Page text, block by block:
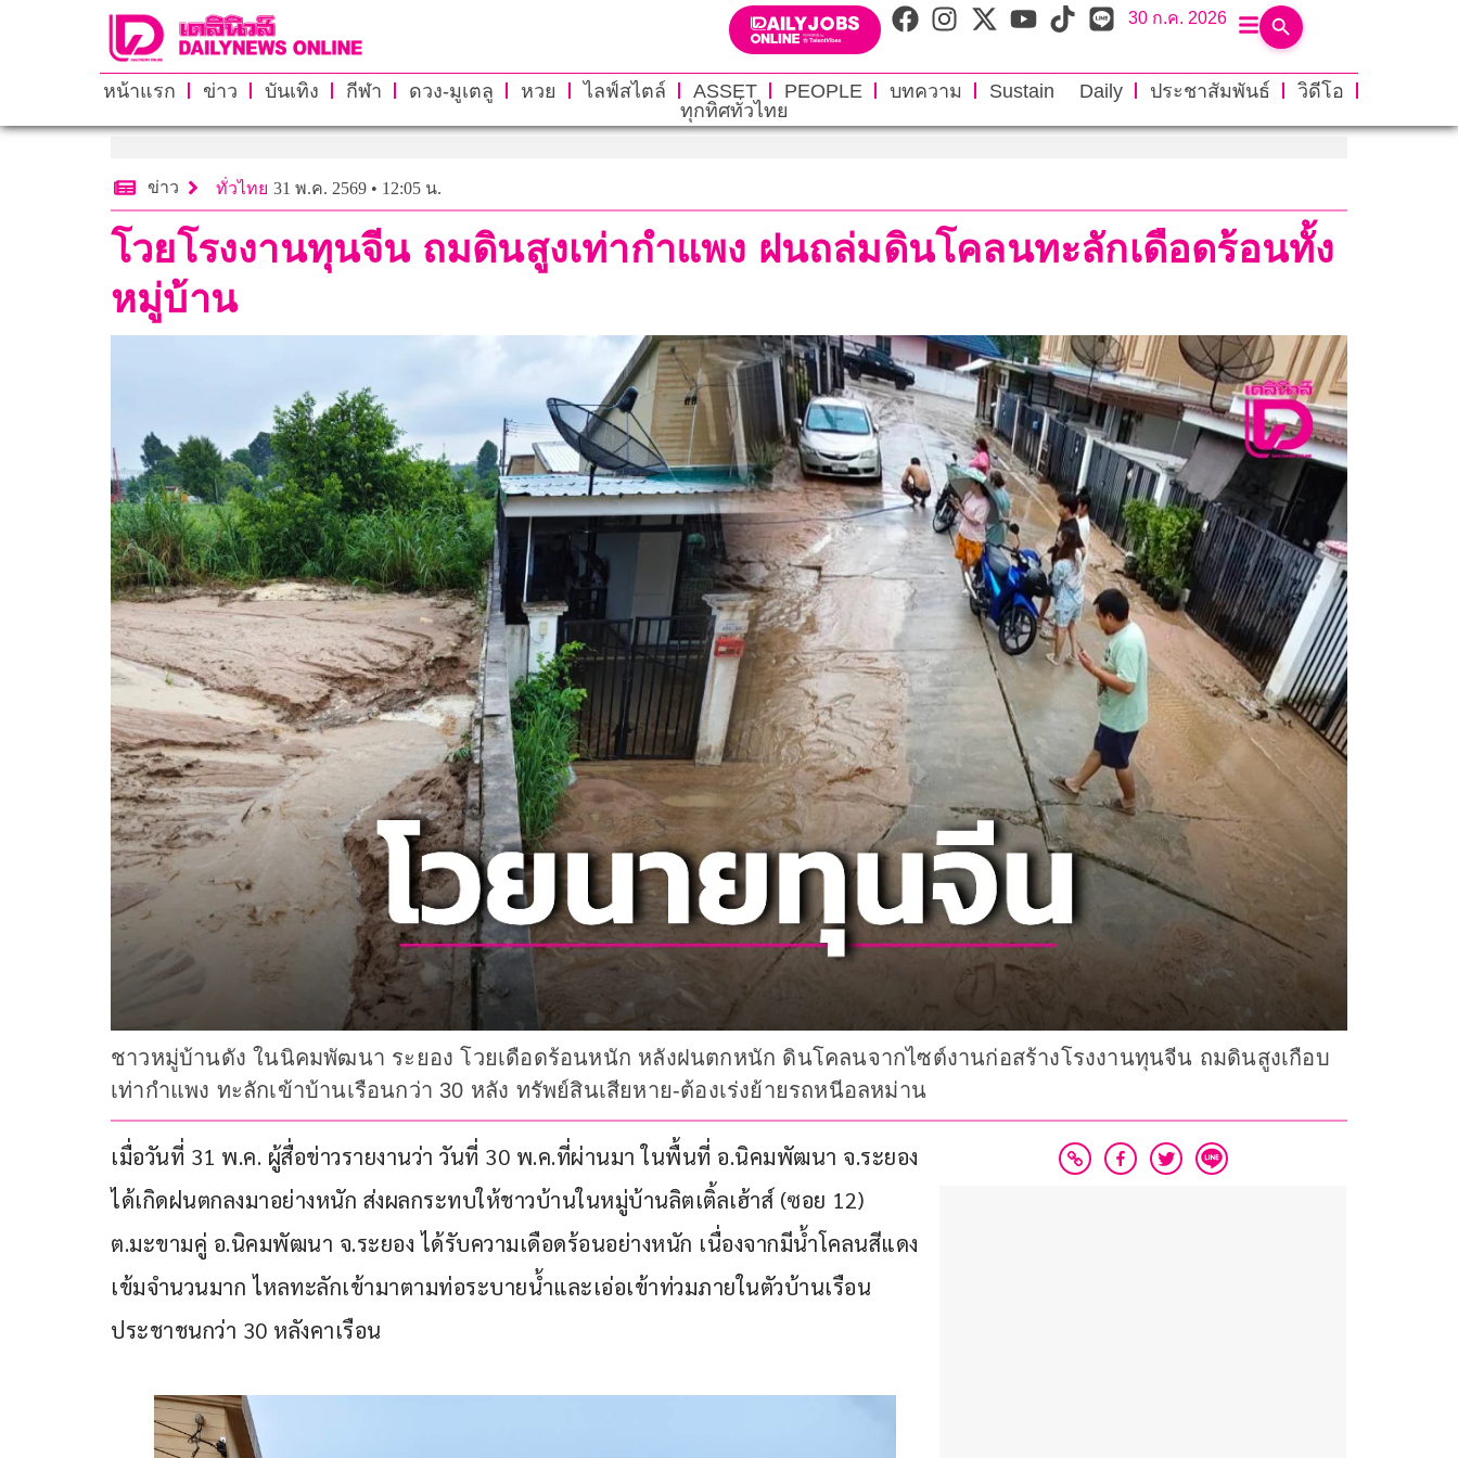
30 ก.ค. 2026
หน้าแรก ข่าว บันเทิง กีฬา ดวง-มูเตลู หวย ไลฟ์สไตล์ ASSET PEOPLE บทความ Sustain Daily ประชาสัมพันธ์
วิดีโอ
ทุกทิศทั่วไทย
ข่าว ทั่วไทย 31 พ.ค. 2569 • 12:05 น.
โวยโรงงานทุนจีน ถมดินสูงเท่ากำแพง ฝนถล่มดินโคลนทะลักเดือดร้อนทั้ง
หมู่บ้าน
ชาวหมู่บ้านดัง ในนิคมพัฒนา ระยอง โวยเดือดร้อนหนัก หลังฝนตกหนัก ดินโคลนจากไซต์งานก่อสร้างโรงงานทุนจีน ถมดินสูงเกือบ
เท่ากำแพง ทะลักเข้าบ้านเรือนกว่า 30 หลัง ทรัพย์สินเสียหาย-ต้องเร่งย้ายรถหนีอลหม่าน
เมื่อวันที่ 31 พ.ค. ผู้สื่อข่าวรายงานว่า วันที่ 30 พ.ค.ที่ผ่านมา ในพื้นที่ อ.นิคมพัฒนา จ.ระยอง
ได้เกิดฝนตกลงมาอย่างหนัก ส่งผลกระทบให้ชาวบ้านในหมู่บ้านลิตเติ้ลเฮ้าส์ (ซอย 12)
ต.มะขามคู่ อ.นิคมพัฒนา จ.ระยอง ได้รับความเดือดร้อนอย่างหนัก เนื่องจากมีน้ำโคลนสีแดง
เข้มจำนวนมาก ไหลทะลักเข้ามาตามท่อระบายน้ำและเอ่อเข้าท่วมภายในตัวบ้านเรือน
ประชาชนกว่า 30 หลังคาเรือน